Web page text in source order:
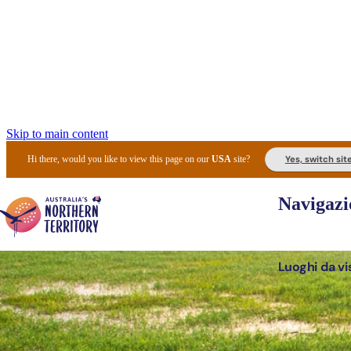
Skip to main content
Hi there, would you like to view this page on ourUSA site? Yes, switch
Luoghi da
I